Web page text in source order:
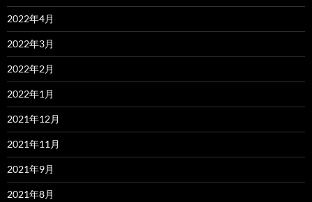
2022年4月
2022年3月
2022年2月
2022年1月
2021年12月
2021年11月
2021年9月
2021年8月